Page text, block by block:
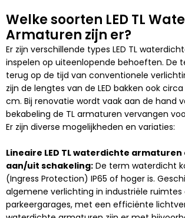
Welke soorten LED TL
Armaturen zijn er?
Er zijn verschillende types LED TL
inspelen op uiteenlopende behoeften. De
terug op de tijd van conventionele
zijn de lengtes van de LED bakken ook circa
cm. Bij renovatie wordt vaak aan de hand
bekabeling de TL armaturen vervangen
Er zijn diverse mogelijkheden en variaties:
Lineaire LED TL waterdichte armaturen
aan/uit schakeling: De term waterdicht
(Ingress Protection) IP65 of hoger is.
algemene verlichting in industriële ruimtes
parkeergarages, met een efficiënte